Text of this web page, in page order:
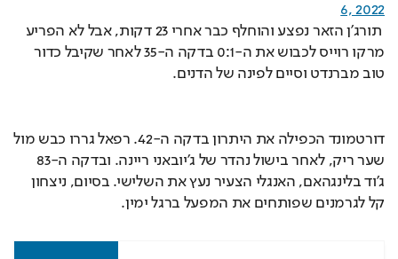
6, 2022
תורג'ן הזאר נפצע והוחלף כבר אחרי 23 דקות, אבל לא הפריע
מרקו רוייס לכבוש את ה-0:1 בדקה ה-35 לאחר שקיבל כדור
טוב מברנדט וסיים לפינה של הדנים.
דורטמונד הכפילה את היתרון בדקה ה-42. רפאל גררו כבש מול
שער ריק, לאחר בישול נהדר של ג'יובאני ריינה. ובדקה ה-83
ג'וד בלינגהאם, האנגלי הצעיר נעץ את השלישי. בסיום, ניצחון
קל לגרמנים שפותחים את המפעל ברגל ימין.